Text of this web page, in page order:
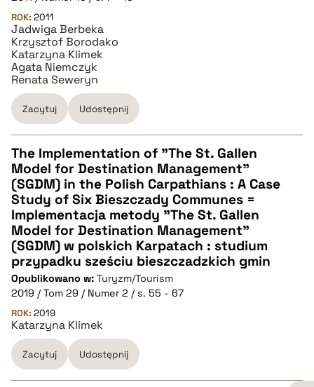
ROK: 2011
Jadwiga Berbeka
Krzysztof Borodako
Katarzyna Klimek
Agata Niemczyk
Renata Seweryn
Zacytuj Udostępnij
CZYSTY TEKST
pobierz cytat
BIBTEX
The Implementation of "The St. Gallen
Model for Destination Management"
(SGDM) in the Polish Carpathians : A Case
Study of Six Bieszczady Communes =
Implementacja metody "The St. Gallen
Model for Destination Management"
(SGDM) w polskich Karpatach : studium
przypadku sześciu bieszczadzkich gmin
Opublikowano w: Turyzm/Tourism
2019 / Tom 29 / Numer 2 / s. 55 - 67
ROK: 2019
Katarzyna Klimek
Zacytuj Udostępnij